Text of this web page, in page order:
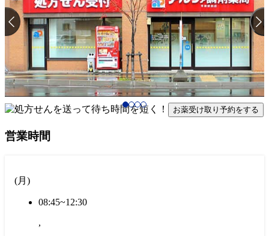
お薬受け取り予約をする
営業時間
(月 )
08:45~12:30
,